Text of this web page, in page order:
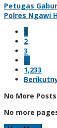
Petugas
Polres Ngawi
1
2
3
…
1,233
No More
No more